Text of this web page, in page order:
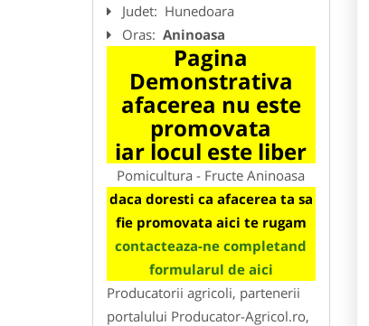
Judet: Hunedoara
Oras: Aninoasa
Pagina
Demonstrativa
afacerea nu este
promovata
iar locul este liber
Pomicultura - Fructe Aninoasa
daca doresti ca afacerea ta sa
fie promovata aici te rugam
contacteaza-ne completand
formularul de aici
Producatorii agricoli, partenerii
portalului Producator-Agricol.ro,